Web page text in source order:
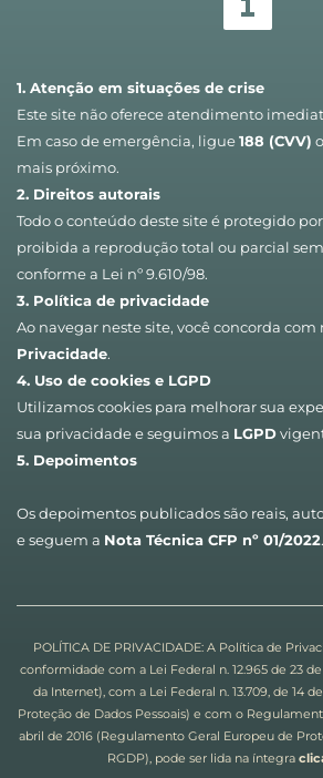
1. Atenção em situações de crise
Este site não oferece atendimento
Em caso de emergência, ligue 188 (CVV)
mais próximo.
2. Direitos autorais
Todo o conteúdo deste site é protegido
proibida a reprodução total ou parcial
conforme a Lei nº 9.610/98.
3. Política de privacidade
Ao navegar neste site, você concorda com
Privacidade.
4. Uso de cookies e LGPD
Utilizamos cookies para melhorar sua
sua privacidade e seguimos a LGPD
5. Depoimentos
Os depoimentos publicados são reais,
e seguem a Nota Técnica CFP nº 01/2022.
POLÍTICA DE PRIVACIDADE: A Política de
conformidade com a Lei Federal n. 12.965 de 23
da Internet), com a Lei Federal n. 13.709, de 14
Proteção de Dados Pessoais) e com o
abril de 2016 (Regulamento Geral Europeu de
RGDP), pode ser lida na íntegra